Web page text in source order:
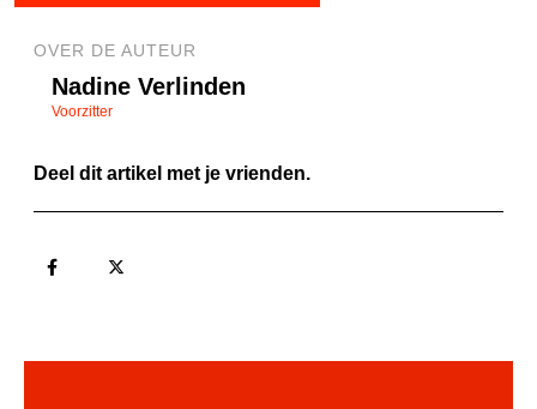
OVER DE AUTEUR
Nadine Verlinden
Voorzitter
Deel dit artikel met je vrienden.